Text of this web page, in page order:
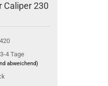
230
4 Tage
abweichend)